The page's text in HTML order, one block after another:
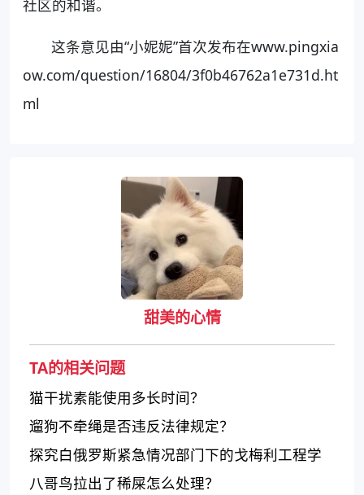
社区的和谐。
这条意见由“小妮妮”首次发布在www.pingxia
ow.com/question/16804/3f0b46762a1e731d.ht
ml
甜美的心情
TA的相关问题
猫干扰素能使用多长时间？
遛狗不牵绳是否违反法律规定？
探究白俄罗斯紧急情况部门下的戈梅利工程学
院
八哥鸟拉出了稀屎怎么处理？